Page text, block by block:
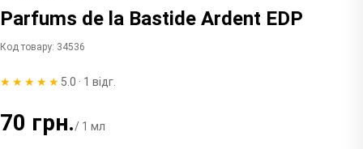
Parfums de la Bastide Ardent EDP
Код товару: 34536
★★★★★ 5.0 · 1 відг.
70 грн./ 1 мл